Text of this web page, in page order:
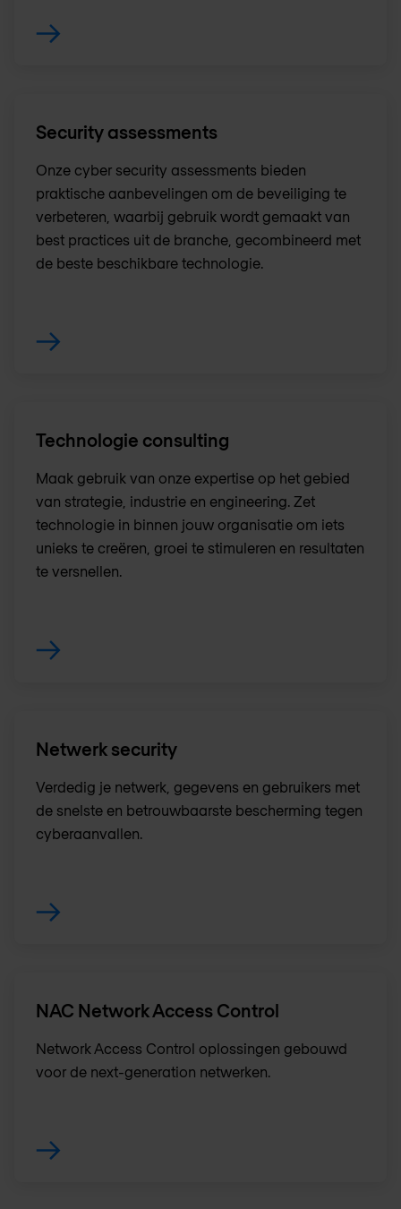
Security assessments
Onze cyber security assessments bieden
praktische aanbevelingen om de beveiliging te
verbeteren, waarbij gebruik wordt gemaakt van
best practices uit de branche, gecombineerd met
de beste beschikbare technologie.
Technologie consulting
Maak gebruik van onze expertise op het gebied
van strategie, industrie en engineering. Zet
technologie in binnen jouw organisatie om iets
unieks te creëren, groei te stimuleren en resultaten
te versnellen.
Netwerk security
Verdedig je netwerk, gegevens en gebruikers met
de snelste en betrouwbaarste bescherming tegen
cyberaanvallen.
NAC Network Access Control
Network Access Control oplossingen gebouwd
voor de next-generation netwerken.